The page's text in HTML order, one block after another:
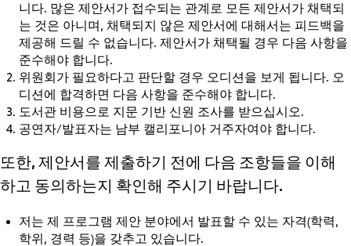
니다. 많은 제안서가 접수되는 관계로 모든 제안서가 채택되
는 것은 아니며, 채택되지 않은 제안서에 대해서는 피드백을
제공해 드릴 수 없습니다. 제안서가 채택될 경우 다음 사항을
준수해야 합니다.
위원회가 필요하다고 판단할 경우 오디션을 보게 됩니다. 오
디션에 합격하면 다음 사항을 준수해야 합니다.
도서관 비용으로 지문 기반 신원 조사를 받으십시오.
공연자/발표자는 남부 캘리포니아 거주자여야 합니다.
또한, 제안서를 제출하기 전에 다음 조항들을 이해
하고 동의하는지 확인해 주시기 바랍니다.
저는 제 프로그램 제안 분야에서 발표할 수 있는 자격(학력,
학위, 경력 등)을 갖추고 있습니다.